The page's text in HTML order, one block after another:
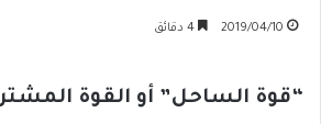
2019/04/10
“قوة الساحل” أو القوة